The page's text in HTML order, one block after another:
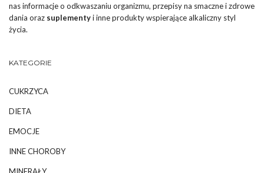
nas informacje o odkwaszaniu organizmu, przepisy na smaczne i zdrowe
dania oraz suplementyi inne produkty wspierające alkaliczny styl
życia.
KATEGORIE
CUKRZYCA
DIETA
EMOCJE
INNE CHOROBY
MINERAŁY